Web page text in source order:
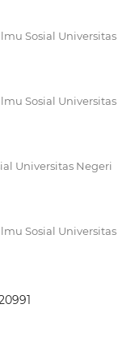
Sosial Universitas
Sosial Universitas
Universitas Negeri
Sosial Universitas